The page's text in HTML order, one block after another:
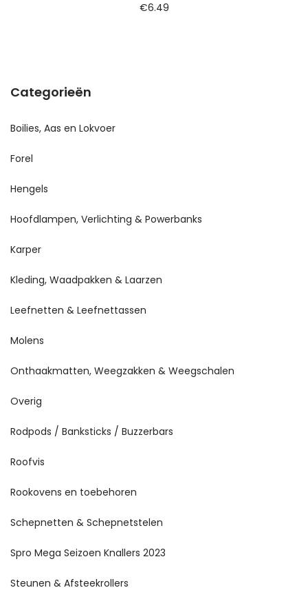
€6.49
Categorieën
Boilies, Aas en Lokvoer
Forel
Hengels
Hoofdlampen, Verlichting & Powerbanks
Karper
Kleding, Waadpakken & Laarzen
Leefnetten & Leefnettassen
Molens
Onthaakmatten, Weegzakken & Weegschalen
Overig
Rodpods / Banksticks / Buzzerbars
Roofvis
Rookovens en toebehoren
Schepnetten & Schepnetstelen
Spro Mega Seizoen Knallers 2023
Steunen & Afsteekrollers